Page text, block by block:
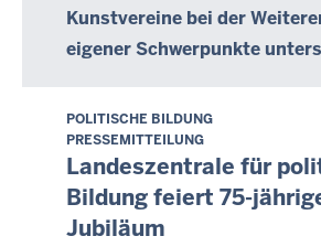
0
,
5
O
k
t
o
b
Kunstvereine bei der
eigener Schwerpunkte
M
o
n
t
a
POLITISCHE BILDUNG
PRESSEMITTEILUNG
Landeszentrale für
Bildung feiert 75-
Jubiläum